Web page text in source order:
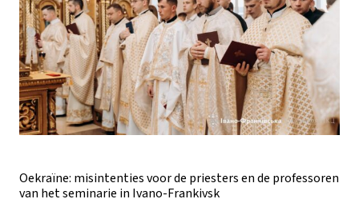
Oekraïne: misintenties voor de priesters en de professoren
van het seminarie in Ivano-Frankivsk